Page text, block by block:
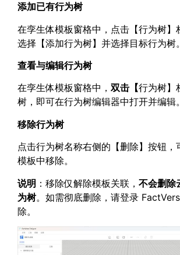
添加已有行为树
在孪生体模板窗格中，点击【行为树】
选择【添加行为树】并选择目标行为树。
查看与编辑行为树
在孪生体模板窗格中， 双击【行为树】
树，即可在行为树编辑器中打开并编辑。
移除行为树
点击行为树名称右侧的【删除】按钮，
模板中移除。
说明 ：移除仅解除模板关联， 不会删除
为树。如需彻底删除，请登录
除。